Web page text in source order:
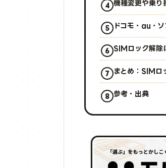
機種変更や乗り
ドコモ・au・
SIMロック解除
まとめ：SIMロ
参考・出典